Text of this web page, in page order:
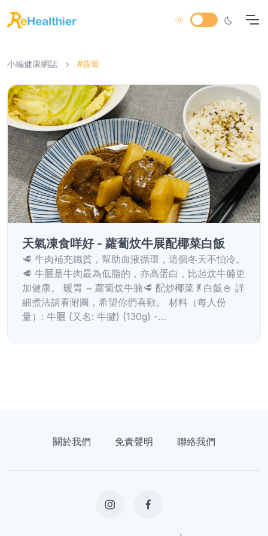
小編健康網誌 #蘿蔔
天氣凍食咩好 - 蘿蔔炆牛展配椰菜白飯
🥩 牛肉補充鐵質，幫助血液循環，這個冬天不怕冷。
🥩 牛𦟌是牛肉最為低脂的，亦高蛋白，比起炆牛腩更
加健康。 暖胃 ~ 蘿蔔炆牛腩🥩 配炒椰菜🥬白飯🍚 詳
細煮法請看附圖，希望你們喜歡。 材料（每人份
量）: 牛𦟌 (又名: 牛腱) (130g) -…
關於我們 免責聲明 聯絡我們